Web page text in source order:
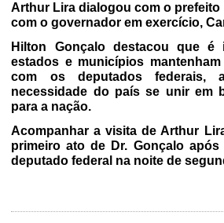
Arthur Lira dialogou com o prefeito
com o governador em exercício,
Hilton Gonçalo destacou que é
estados e municípios
com os deputados federais,
necessidade do país se unir em
para a nação.
Acompanhar a visita de Arthur
primeiro ato de Dr. Gonçalo
deputado federal na noite de